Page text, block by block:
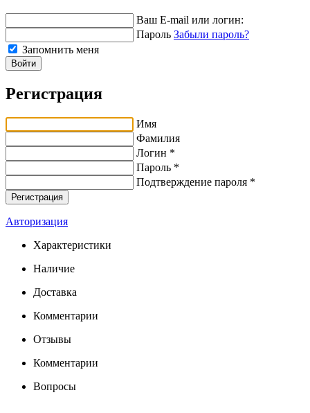
Ваш E-mail или логин:
Пароль Забыли пароль?
Запомнить меня
Войти
Регистрация
Имя
Фамилия
Логин *
Пароль *
Подтверждение пароля *
Авторизация
Характеристики
Наличие
Доставка
Комментарии
Отзывы
Комментарии
Вопросы